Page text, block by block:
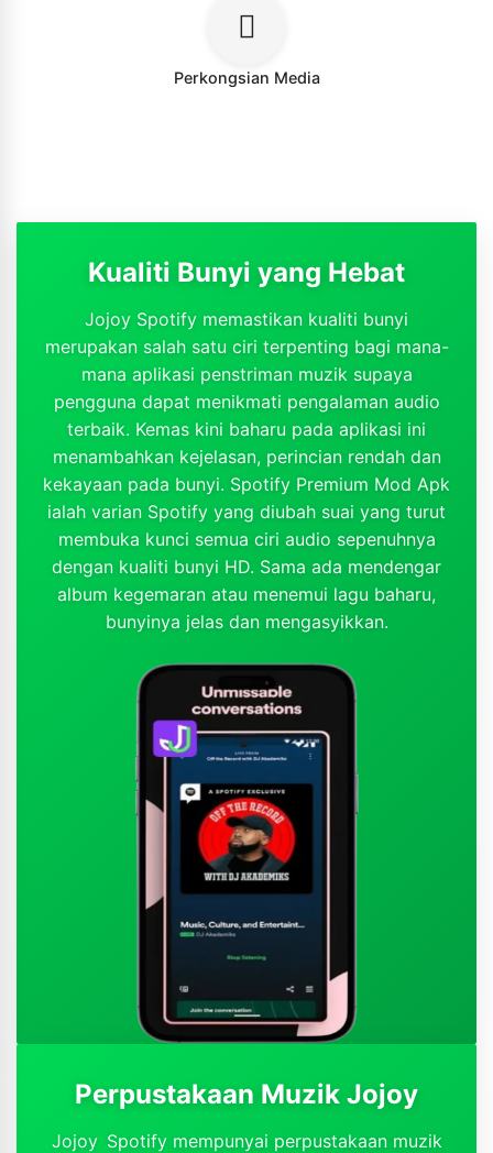
Perkongsian Media
Kualiti Bunyi yang Hebat
Jojoy Spotify memastikan kualiti bunyi
merupakan salah satu ciri terpenting bagi mana-
mana aplikasi penstriman muzik supaya
pengguna dapat menikmati pengalaman audio
terbaik. Kemas kini baharu pada aplikasi ini
menambahkan kejelasan, perincian rendah dan
kekayaan pada bunyi. Spotify Premium Mod Apk
ialah varian Spotify yang diubah suai yang turut
membuka kunci semua ciri audio sepenuhnya
dengan kualiti bunyi HD. Sama ada mendengar
album kegemaran atau menemui lagu baharu,
bunyinya jelas dan mengasyikkan.
Perpustakaan Muzik Jojoy
Jojoy Spotify mempunyai perpustakaan muzik